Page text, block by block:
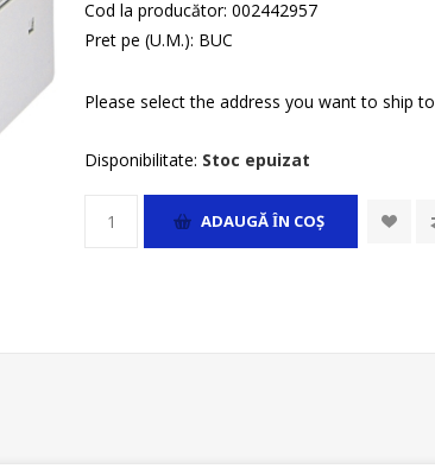
Cod la producător: 002442957
Pret pe (U.M.): BUC
Please select the address you want to ship to
Disponibilitate: Stoc epuizat
ADAUGĂ ȊN COŞ